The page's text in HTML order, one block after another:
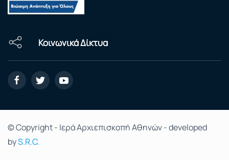
Κοινωνικά Δίκτυα
© Copyright - Ιερά Αρχιεπισκοπή Αθηνών - developed
byS.R.C.